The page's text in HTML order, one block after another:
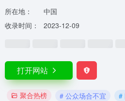
所在地：
中国
收录时间：
2023-12-09
打开网站
聚合热榜 # 公众场合不宜 #